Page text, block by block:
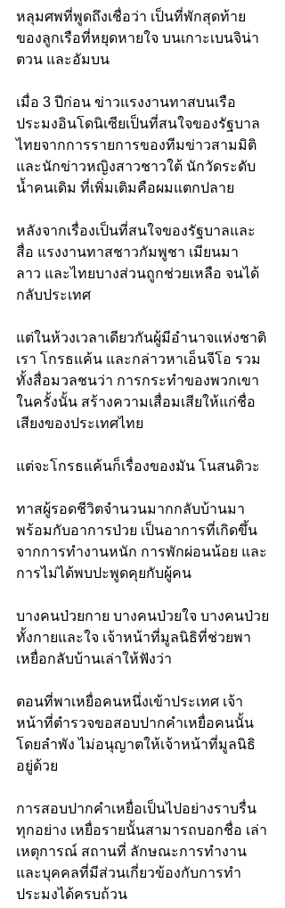
หลุมศพที่พูดถึงเชื่อว่า เป็นที่พักสุดท้าย
ของลูกเรือที่หยุดหายใจ บนเกาะเบนจิน่า
ตวน และอัมบน
เมื่อ 3 ปีก่อน ข่าวแรงงานทาสบนเรือ
ประมงอินโดนิเซียเป็นที่สนใจของรัฐบาล
ไทยจากการรายการของทีมข่าวสามมิติ
และนักข่าวหญิงสาวชาวใต้ นักวัดระดับ
น้ำคนเดิม ที่เพิ่มเติมคือผมแตกปลาย
หลังจากเรื่องเป็นที่สนใจของรัฐบาลและ
สื่อ แรงงานทาสชาวกัมพูชา เมียนมา
ลาว และไทยบางส่วนถูกช่วยเหลือ จนได้
กลับประเทศ
แต่ในห้วงเวลาเดียวกันผู้มีอำนาจแห่งชาติ
เรา โกรธแค้น และกล่าวหาเอ็นจีโอ รวม
ทั้งสื่อมวลชนว่า การกระทำของพวกเขา
ในครั้งนั้น สร้างความเสื่อมเสียให้แก่ชื่อ
เสียงของประเทศไทย
แต่จะโกรธแค้นก็เรื่องของมัน โนสนดิวะ
ทาสผู้รอดชีวิตจำนวนมากกลับบ้านมา
พร้อมกับอาการป่วย เป็นอาการที่เกิดขึ้น
จากการทำงานหนัก การพักผ่อนน้อย และ
การไม่ได้พบปะพูดคุยกับผู้คน
บางคนป่วยกาย บางคนป่วยใจ บางคนป่วย
ทั้งกายและใจ เจ้าหน้าที่มูลนิธิที่ช่วยพา
เหยื่อกลับบ้านเล่าให้ฟังว่า
ตอนที่พาเหยื่อคนหนึ่งเข้าประเทศ เจ้า
หน้าที่ตำรวจขอสอบปากคำเหยื่อคนนั้น
โดยลำพัง ไม่อนุญาตให้เจ้าหน้าที่มูลนิธิ
อยู่ด้วย
การสอบปากคำเหยื่อเป็นไปอย่างราบรื่น
ทุกอย่าง เหยื่อรายนั้นสามารถบอกชื่อ เล่า
เหตุการณ์ สถานที่ ลักษณะการทำงาน
และบุคคลที่มีส่วนเกี่ยวข้องกับการทำ
ประมงได้ครบถ้วน